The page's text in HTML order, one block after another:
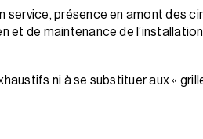
présence en amont des
et de maintenance de
ni à se substituer aux «